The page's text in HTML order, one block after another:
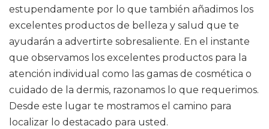
estupendamente por lo que también añadimos los
excelentes productos de belleza y salud que te
ayudarán a advertirte sobresaliente. En el instante
que observamos los excelentes productos para la
atención individual como las gamas de cosmética o
cuidado de la dermis, razonamos lo que requerimos.
Desde este lugar te mostramos el camino para
localizar lo destacado para usted.